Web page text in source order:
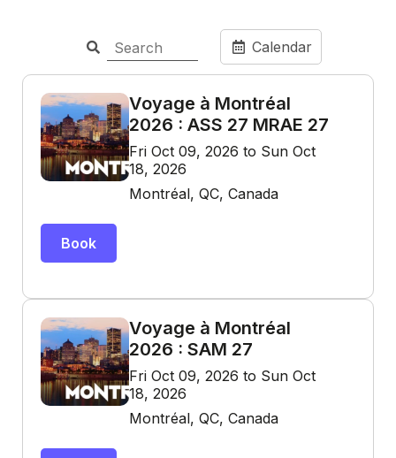
Calendar
Voyage à Montréal
2026 : ASS 27 MRAE 27
Fri Oct 09, 2026 to Sun Oct
18, 2026
Montréal, QC, Canada
Book
Voyage à Montréal
2026 : SAM 27
Fri Oct 09, 2026 to Sun Oct
18, 2026
Montréal, QC, Canada